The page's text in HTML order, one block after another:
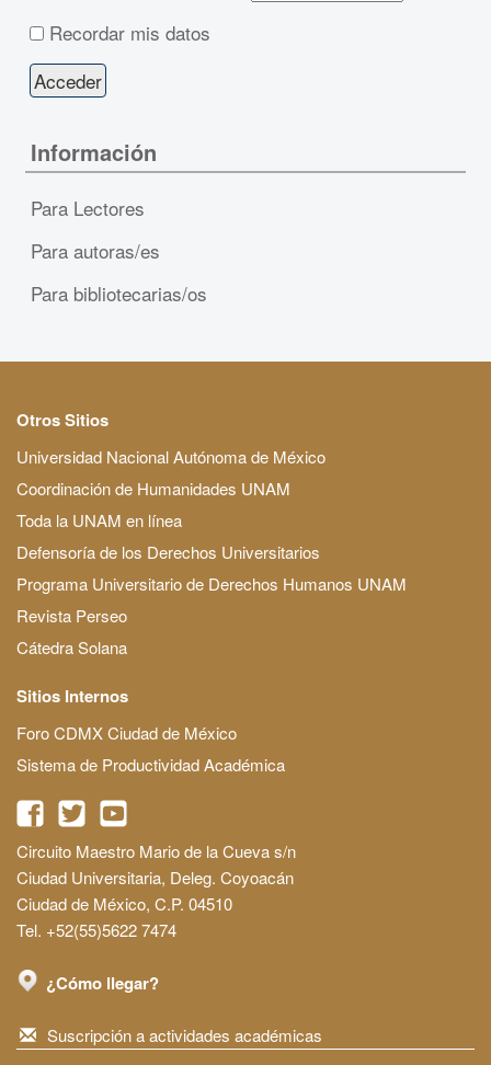
Recordar mis datos
Información
Para Lectores
Para autoras/es
Para bibliotecarias/os
Otros Sitios
Universidad Nacional Autónoma de México
Coordinación de Humanidades UNAM
Toda la UNAM en línea
Defensoría de los Derechos Universitarios
Programa Universitario de Derechos Humanos UNAM
Revista Perseo
Cátedra Solana
Sitios Internos
Foro CDMX Ciudad de México
Sistema de Productividad Académica
Circuito Maestro Mario de la Cueva s/n
Ciudad Universitaria, Deleg. Coyoacán
Ciudad de México, C.P. 04510
Tel. +52(55)5622 7474
¿Cómo llegar?
Suscripción a actividades académicas